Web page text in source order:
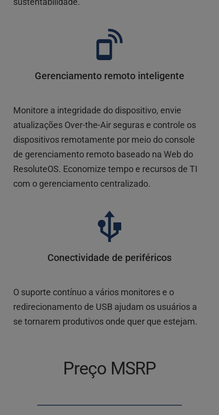
Gerenciamento remoto inteligente
Monitore a integridade do dispositivo, envie
atualizações Over-the-Air seguras e controle os
dispositivos remotamente por meio do console
de gerenciamento remoto baseado na Web do
ResoluteOS. Economize tempo e recursos de TI
com o gerenciamento centralizado.
Conectividade de periféricos
O suporte contínuo a vários monitores e o
redirecionamento de USB ajudam os usuários a
se tornarem produtivos onde quer que estejam.
Preço MSRP